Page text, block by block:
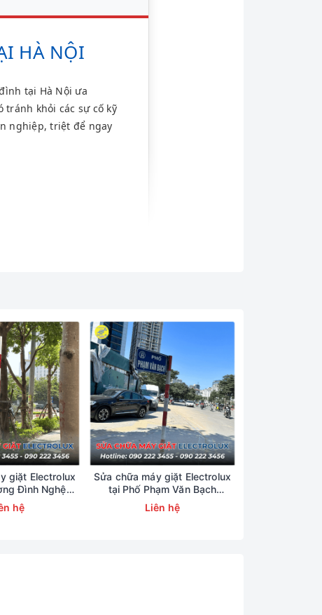
HÀ NỘI
tại Hà Nội ưa
khỏi các sự cố kỹ
nghiệp, triệt để ngay
giặt Electrolux
Đình Nghệ
hệ
Sửa chữa máy giặt Electrolux
tại Phố Phạm Văn Bạch
0902223456
Liên hệ